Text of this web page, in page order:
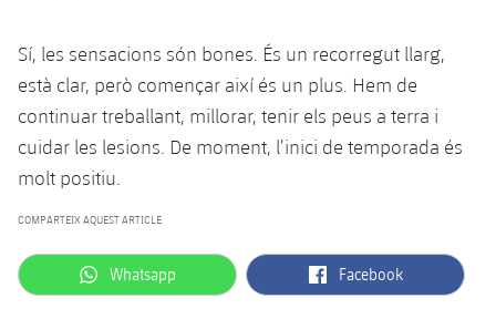
Sí, les sensacions són bones. És un recorregut llarg,
està clar, però començar així és un plus. Hem de
continuar treballant, millorar, tenir els peus a terra i
cuidar les lesions. De moment, l’inici de temporada és
molt positiu.
COMPARTEIX AQUEST ARTICLE
label.aria.whatsapp
Whatsapp label.aria.facebook
Facebook